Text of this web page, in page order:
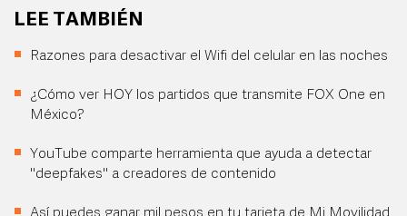
LEE TAMBIÉN
Razones para desactivar el Wifi del celular en las noches
¿Cómo ver HOY los partidos que transmite FOX One en
México?
YouTube comparte herramienta que ayuda a detectar
"deepfakes" a creadores de contenido